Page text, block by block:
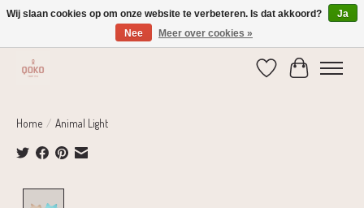
Verzending 1-2 dagen | Gratis verzending vanaf € 75,-
Verlanglijst
Home / Animal Light
Wij slaan cookies op om onze website te verbeteren. Is dat akkoord?
Ja
Nee
Meer over cookies »